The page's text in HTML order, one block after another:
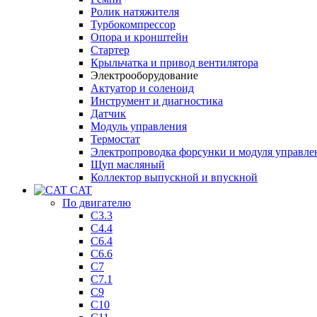
Ролик натяжителя
Турбокомпрессор
Опора и кронштейн
Стартер
Крыльчатка и привод вентилятора
Электрооборудование
Актуатор и соленоид
Инструмент и диагностика
Датчик
Модуль управления
Термостат
Электропроводка форсунки и модуля
Щуп масляный
Коллектор выпускной и впускной
CAT
По двигателю
C3.3
C4.4
C6.4
C6.6
C7
C7.1
C9
C10